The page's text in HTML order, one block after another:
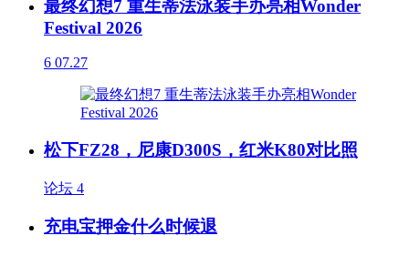
最终幻想7 重生蒂法泳装手办亮相Wonder
Festival 2026
6 07.27
松下FZ28，尼康D300S，红米K80对比照
论坛 4
充电宝押金什么时候退